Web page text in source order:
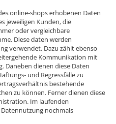
online-shops erhobenen Daten
jeweiligen Kunden, die
oder vergleichbare
Diese daten werden
verwendet. Dazu zählt ebenso
Kommunikation mit
Daneben dienen diese Daten
und Regressfälle zu
bestehende
zu können. Ferner dienen diese
Im laufenden
Datennutzung nochmals